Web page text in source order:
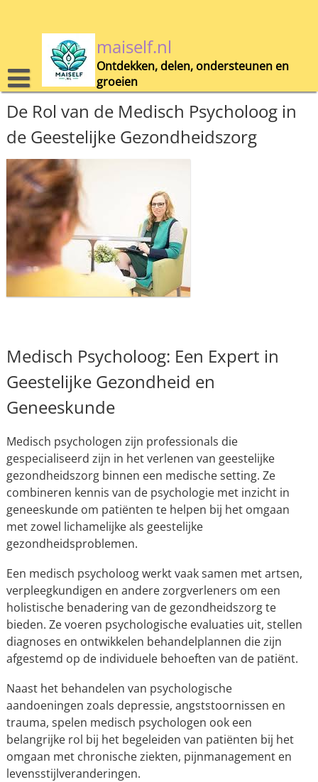
maiself.nl
Ontdekken, delen, ondersteunen en
groeien
De Rol van de Medisch Psycholoog in
de Geestelijke Gezondheidszorg
Medisch Psycholoog: Een Expert in
Geestelijke Gezondheid en
Geneeskunde
Medisch psychologen zijn professionals die
gespecialiseerd zijn in het verlenen van geestelijke
gezondheidszorg binnen een medische setting. Ze
combineren kennis van de psychologie met inzicht in
geneeskunde om patiënten te helpen bij het omgaan
met zowel lichamelijke als geestelijke
gezondheidsproblemen.
Een medisch psycholoog werkt vaak samen met artsen,
verpleegkundigen en andere zorgverleners om een
holistische benadering van de gezondheidszorg te
bieden. Ze voeren psychologische evaluaties uit, stellen
diagnoses en ontwikkelen behandelplannen die zijn
afgestemd op de individuele behoeften van de patiënt.
Naast het behandelen van psychologische
aandoeningen zoals depressie, angststoornissen en
trauma, spelen medisch psychologen ook een
belangrijke rol bij het begeleiden van patiënten bij het
omgaan met chronische ziekten, pijnmanagement en
levensstijlveranderingen.